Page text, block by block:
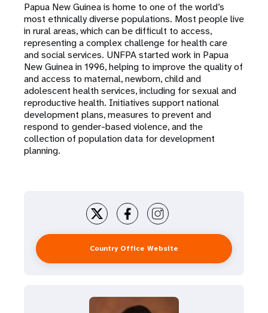
Papua New Guinea is home to one of the world’s
most ethnically diverse populations. Most people live
in rural areas, which can be difficult to access,
representing a complex challenge for health care
and social services. UNFPA started work in Papua
New Guinea in 1996, helping to improve the quality of
and access to maternal, newborn, child and
adolescent health services, including for sexual and
reproductive health. Initiatives support national
development plans, measures to prevent and
respond to gender-based violence, and the
collection of population data for development
planning.
Country Office Website